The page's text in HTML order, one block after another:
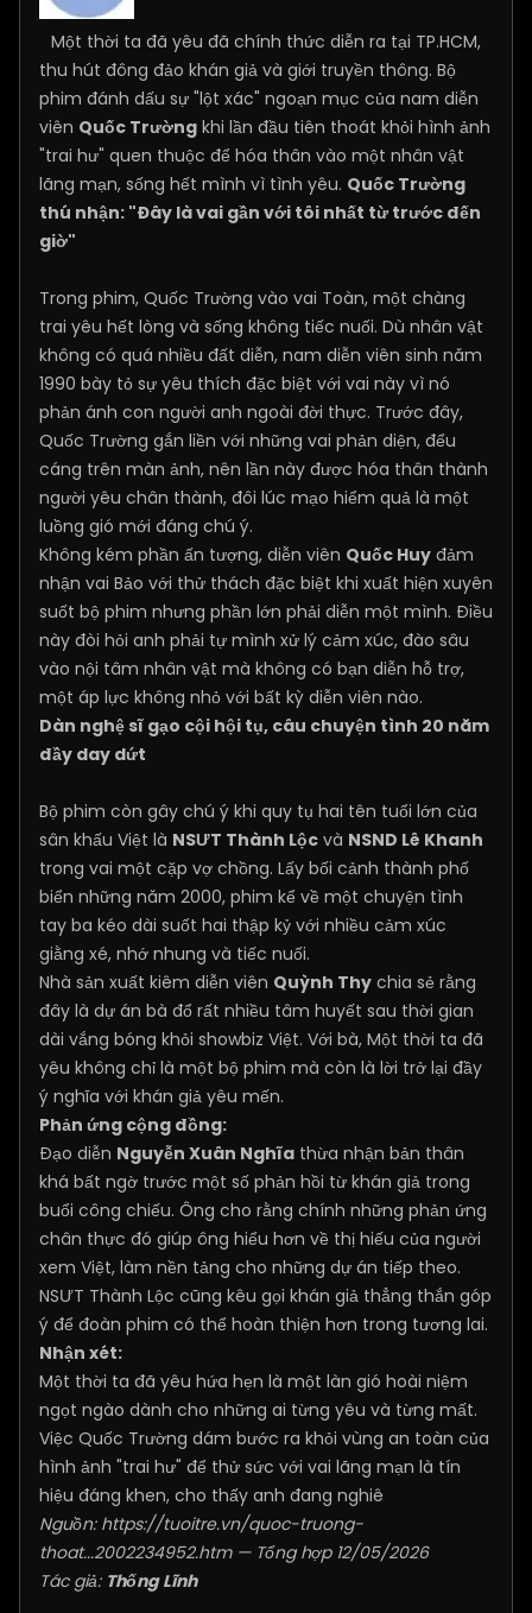
Một thời ta đã yêu đã chính thức diễn ra tại TP.HCM,
thu hút đông đảo khán giả và giới truyền thông. Bộ
phim đánh dấu sự "lột xác" ngoạn mục của nam diễn
viên Quốc Trường khi lần đầu tiên thoát khỏi hình ảnh
"trai hư" quen thuộc để hóa thân vào một nhân vật
lãng mạn, sống hết mình vì tình yêu. Quốc Trường
thú nhận: "Đây là vai gần với tôi nhất từ trước đến
giờ"
Trong phim, Quốc Trường vào vai Toàn, một chàng
trai yêu hết lòng và sống không tiếc nuối. Dù nhân vật
không có quá nhiều đất diễn, nam diễn viên sinh năm
1990 bày tỏ sự yêu thích đặc biệt với vai này vì nó
phản ánh con người anh ngoài đời thực. Trước đây,
Quốc Trường gắn liền với những vai phản diện, đểu
cáng trên màn ảnh, nên lần này được hóa thân thành
người yêu chân thành, đôi lúc mạo hiểm quả là một
luồng gió mới đáng chú ý.
Không kém phần ấn tượng, diễn viên Quốc Huy đảm
nhận vai Bảo với thử thách đặc biệt khi xuất hiện xuyên
suốt bộ phim nhưng phần lớn phải diễn một mình. Điều
này đòi hỏi anh phải tự mình xử lý cảm xúc, đào sâu
vào nội tâm nhân vật mà không có bạn diễn hỗ trợ,
một áp lực không nhỏ với bất kỳ diễn viên nào.
Dàn nghệ sĩ gạo cội hội tụ, câu chuyện tình 20 năm
đầy day dứt
Bộ phim còn gây chú ý khi quy tụ hai tên tuổi lớn của
sân khấu Việt là NSƯT Thành Lộc và NSND Lê Khanh
trong vai một cặp vợ chồng. Lấy bối cảnh thành phố
biển những năm 2000, phim kể về một chuyện tình
tay ba kéo dài suốt hai thập kỷ với nhiều cảm xúc
giằng xé, nhớ nhung và tiếc nuối.
Nhà sản xuất kiêm diễn viên Quỳnh Thy chia sẻ rằng
đây là dự án bà đổ rất nhiều tâm huyết sau thời gian
dài vắng bóng khỏi showbiz Việt. Với bà, Một thời ta đã
yêu không chỉ là một bộ phim mà còn là lời trở lại đầy
ý nghĩa với khán giả yêu mến.
Phản ứng cộng đồng:
Đạo diễn Nguyễn Xuân Nghĩa thừa nhận bản thân
khá bất ngờ trước một số phản hồi từ khán giả trong
buổi công chiếu. Ông cho rằng chính những phản ứng
chân thực đó giúp ông hiểu hơn về thị hiếu của người
xem Việt, làm nền tảng cho những dự án tiếp theo.
NSƯT Thành Lộc cũng kêu gọi khán giả thẳng thắn góp
ý để đoàn phim có thể hoàn thiện hơn trong tương lai.
Nhận xét:
Một thời ta đã yêu hứa hẹn là một làn gió hoài niệm
ngọt ngào dành cho những ai từng yêu và từng mất.
Việc Quốc Trường dám bước ra khỏi vùng an toàn của
hình ảnh "trai hư" để thử sức với vai lãng mạn là tín
hiệu đáng khen, cho thấy anh đang nghiê
Nguồn: https://tuoitre.vn/quoc-truong-
thoat...2002234952.htm— Tổng hợp 12/05/2026
Tác giả: Thống Lĩnh